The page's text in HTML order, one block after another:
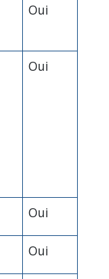
Oui
Oui
Oui
Oui